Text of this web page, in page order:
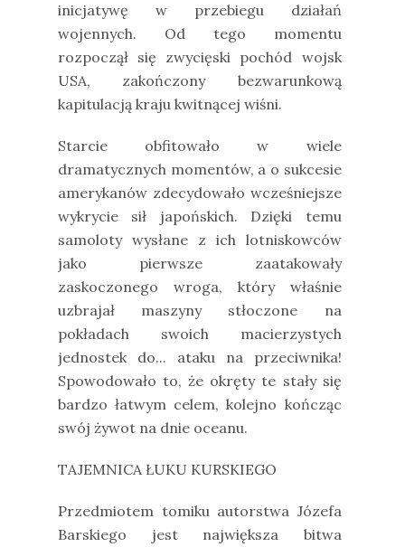
inicjatywę w przebiegu działań
wojennych. Od tego momentu
rozpoczął się zwycięski pochód wojsk
USA, zakończony bezwarunkową
kapitulacją kraju kwitnącej wiśni.
Starcie obfitowało w wiele
dramatycznych momentów, a o sukcesie
amerykanów zdecydowało wcześniejsze
wykrycie sił japońskich. Dzięki temu
samoloty wysłane z ich lotniskowców
jako pierwsze zaatakowały
zaskoczonego wroga, który właśnie
uzbrajał maszyny stłoczone na
pokładach swoich macierzystych
jednostek do... ataku na przeciwnika!
Spowodowało to, że okręty te stały się
bardzo łatwym celem, kolejno kończąc
swój żywot na dnie oceanu.
TAJEMNICA ŁUKU KURSKIEGO
Przedmiotem tomiku autorstwa Józefa
Barskiego jest największa bitwa